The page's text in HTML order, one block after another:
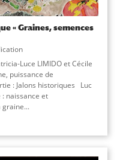
« Graines, semences
Luce LIMIDO et Cécile
puissance de
: Jalons historiques Luc
: naissance et
graine...